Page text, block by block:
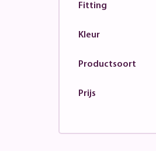
Fitting
Kleur
Productsoort
Prijs